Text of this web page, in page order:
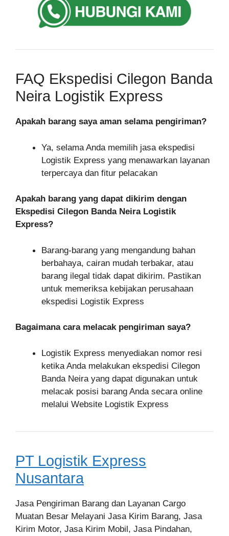
FAQ Ekspedisi Cilegon Banda
Neira Logistik Express
Apakah barang saya aman selama pengiriman?
Ya, selama Anda memilih jasa ekspedisi
Logistik Express yang menawarkan layanan
terpercaya dan fitur pelacakan
Apakah barang yang dapat dikirim dengan
Ekspedisi Cilegon Banda Neira Logistik
Express?
Barang-barang yang mengandung bahan
berbahaya, cairan mudah terbakar, atau
barang ilegal tidak dapat dikirim. Pastikan
untuk memeriksa kebijakan perusahaan
ekspedisi Logistik Express
Bagaimana cara melacak pengiriman saya?
Logistik Express menyediakan nomor resi
ketika Anda melakukan ekspedisi Cilegon
Banda Neira yang dapat digunakan untuk
melacak posisi barang Anda secara online
melalui Website Logistik Express
PT Logistik Express
Nusantara
Jasa Pengiriman Barang dan Layanan Cargo
Muatan Besar Melayani Jasa Kirim Barang, Jasa
Kirim Motor, Jasa Kirim Mobil, Jasa Pindahan,